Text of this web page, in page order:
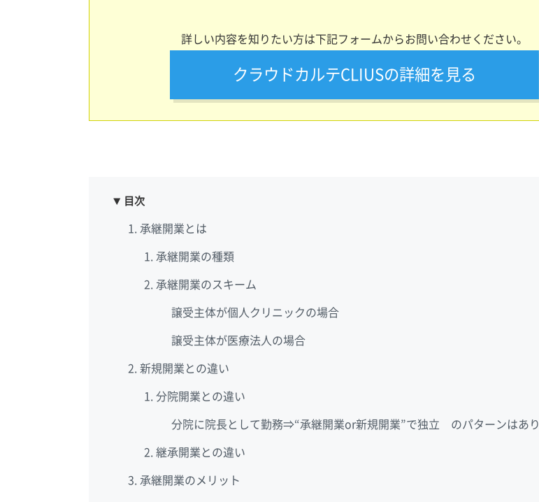
詳しい内容を知りたい方は下記フォームからお問い合わせください。
クラウドカルテCLIUSの詳細を見る
目次
承継開業とは
承継開業の種類
承継開業のスキーム
譲受主体が個人クリニックの場合
譲受主体が医療法人の場合
新規開業との違い
分院開業との違い
分院に院長として勤務⇒“承継開業or新規開業”で独立 のパターンはあり
継承開業との違い
承継開業のメリット